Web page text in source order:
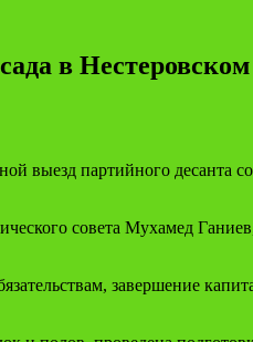
в Нестеровском
выезд партийного десанта
совета Мухамед
завершение